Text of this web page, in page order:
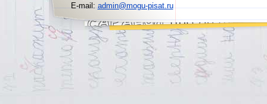
E-mail:admin@mogu-pisat.ru